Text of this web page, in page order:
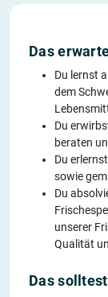
Das
Du lernst
dem
Du
beraten
Du
sowie
Du
unserer
Qualität
Das